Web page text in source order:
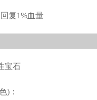
复1%血量
宝石
)：